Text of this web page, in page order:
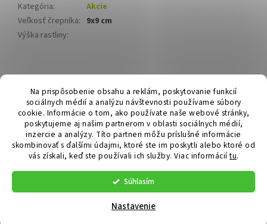
Na prispôsobenie obsahu a reklám, poskytovanie funkcií
sociálnych médií a analýzu návštevnosti používame súbory
cookie. Informácie o tom, ako používate naše webové stránky,
poskytujeme aj našim partnerom v oblasti sociálnych médií,
inzercie a analýzy. Títo partneri môžu príslušné informácie
skombinovať s ďalšími údajmi, ktoré ste im poskytli alebo ktoré od
vás získali, keď ste používali ich služby. Viac informáciítu.
Súhlasím
Nastavenie
Kategória:
Akcie
Veľkosť črepníka: 9x9 cm
Výška rastliny:
á
Hurmikaki.com
Vytvoril Shoptet